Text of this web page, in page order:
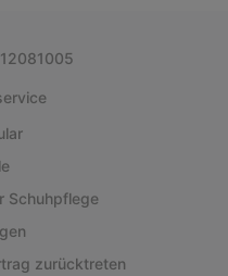
Schuhpflege
zurücktreten